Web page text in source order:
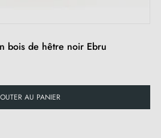
bois de hêtre noir Ebru
AU PANIER